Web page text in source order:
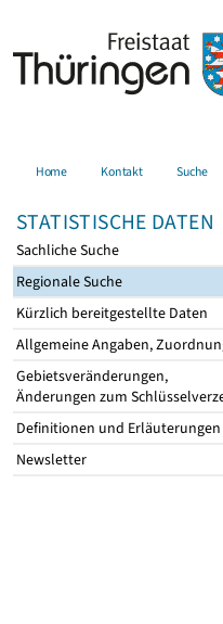
Home Kontakt Suche
STATISTISCHE DATEN
Sachliche Suche
Regionale Suche
Kürzlich bereitgestellte Daten
Allgemeine Angaben,
Gebietsveränderungen,
Änderungen zum
Definitionen und Erläuterungen
Newsletter